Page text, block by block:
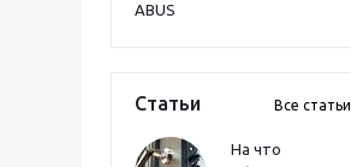
ABUS
Статьи Все статьи
На что